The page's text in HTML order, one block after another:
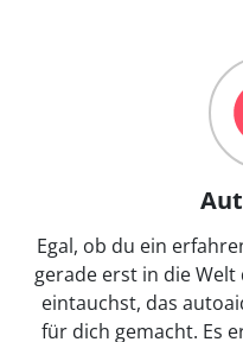
Egal, ob du ein
gerade erst in die Welt
eintauchst, das
für dich gemacht. Es